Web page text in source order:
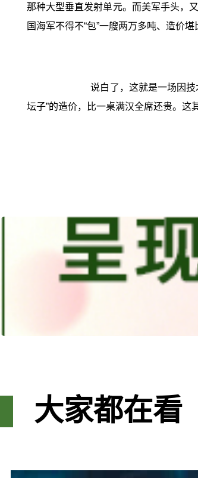
那种大型垂直发射单元。而美军手头，
国海军不得不“包”一艘两万多吨、造价
说白了，这就是一场因技
坛子”的造价，比一桌满汉全席还贵。这
大家都在看